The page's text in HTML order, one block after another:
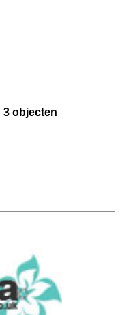
3 objecten